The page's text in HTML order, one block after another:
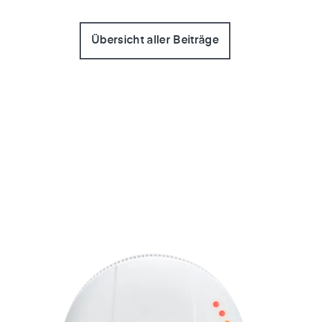
Übersicht aller Beiträge